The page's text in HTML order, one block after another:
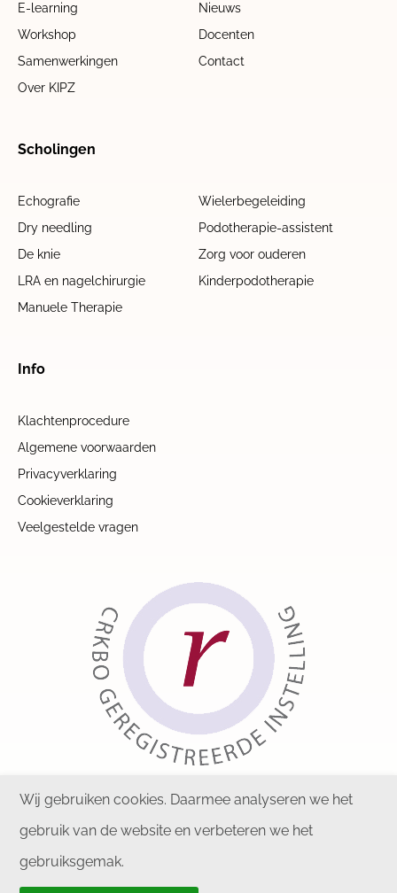
E-learning
Nieuws
Workshop
Docenten
Samenwerkingen
Contact
Over KIPZ
Scholingen
Echografie
Wielerbegeleiding
Dry needling
Podotherapie-assistent
De knie
Zorg voor ouderen
LRA en nagelchirurgie
Kinderpodotherapie
Manuele Therapie
Info
Klachtenprocedure
Algemene voorwaarden
Privacyverklaring
Cookieverklaring
Veelgestelde vragen
Copyright © 2026 KIPZ. Alle rechten voorbehouden.
Wij gebruiken cookies. Daarmee analyseren we het
gebruik van de website en verbeteren we het
gebruiksgemak.